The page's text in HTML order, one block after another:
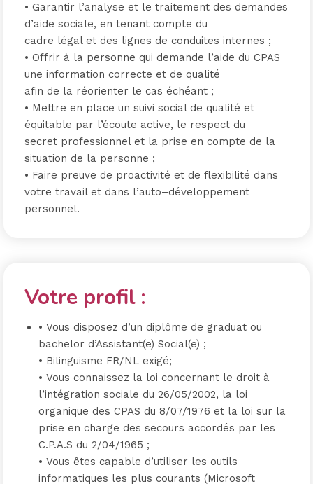
• Garantir l’analyse et le traitement des demandes
d’aide sociale, en tenant compte du
cadre légal et des lignes de conduites internes ;
• Offrir à la personne qui demande l’aide du CPAS
une information correcte et de qualité
afin de la réorienter le cas échéant ;
• Mettre en place un suivi social de qualité et
équitable par l’écoute active, le respect du
secret professionnel et la prise en compte de la
situation de la personne ;
• Faire preuve de proactivité et de flexibilité dans
votre travail et dans l’auto–développement
personnel.
Votre profil :
• Vous disposez d’un diplôme de graduat ou
bachelor d’Assistant(e) Social(e) ;
• Bilinguisme FR/NL exigé;
• Vous connaissez la loi concernant le droit à
l’intégration sociale du 26/05/2002, la loi
organique des CPAS du 8/07/1976 et la loi sur la
prise en charge des secours accordés par les
C.P.A.S du 2/04/1965 ;
• Vous êtes capable d’utiliser les outils
informatiques les plus courants (Microsoft